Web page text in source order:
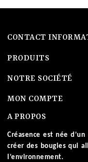
CONTACT
PRODUITS
NOTRE SOCIÉTÉ
MON COMPTE
A PROPOS
Créasence est née
créer des bougies qui
l’environnement.